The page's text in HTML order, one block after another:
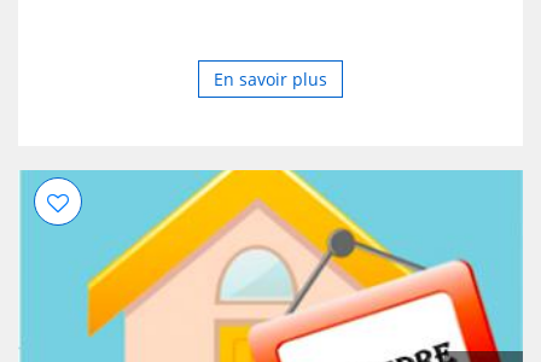
En savoir plus